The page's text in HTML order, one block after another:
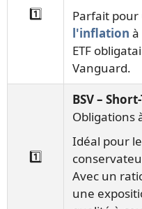
1️⃣
Parfait pour
l'inflation à
ETF
Vanguard.
1️⃣
BSV –
Obligations
Idéal pour
Avec un
une